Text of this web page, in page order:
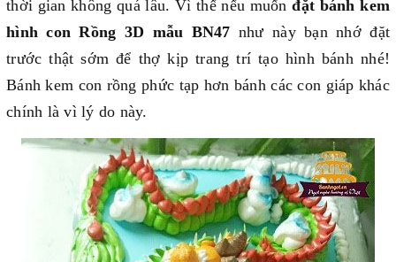
thời gian không quá lâu. Vì thế nếu muốnđặt bánh kem
hình con Rồng 3D mẫu BN47 như này bạn nhớ đặt
trước thật sớm để thợ kịp trang trí tạo hình bánh nhé!
Bánh kem con rồng phức tạp hơn bánh các con giáp khác
chính là vì lý do này.